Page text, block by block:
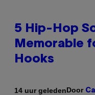
5 Hip-Hop
Memorable
Hooks
14 uur geledenDoor